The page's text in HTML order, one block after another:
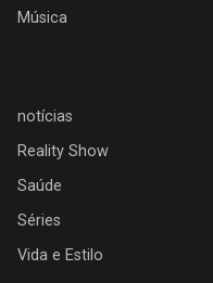
Música
notícias
Reality Show
Saúde
Séries
Vida e Estilo